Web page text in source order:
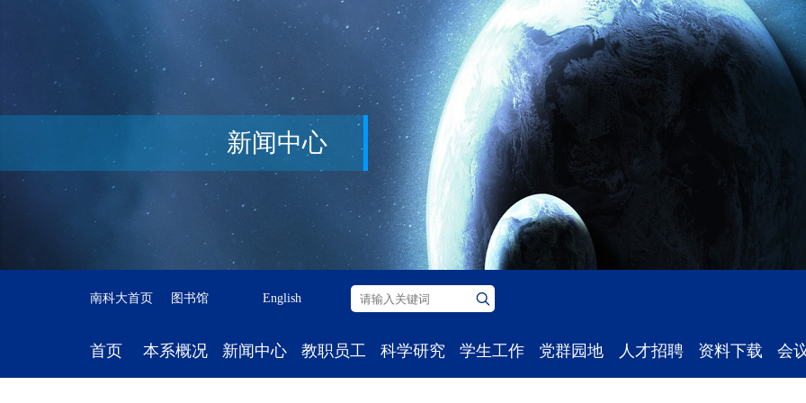
新闻中心
南科大首页 图书馆 English
首页 本系概况 新闻中心 教职员工 科学研究 学生工作 党群园地 人才招聘 资料下载 会